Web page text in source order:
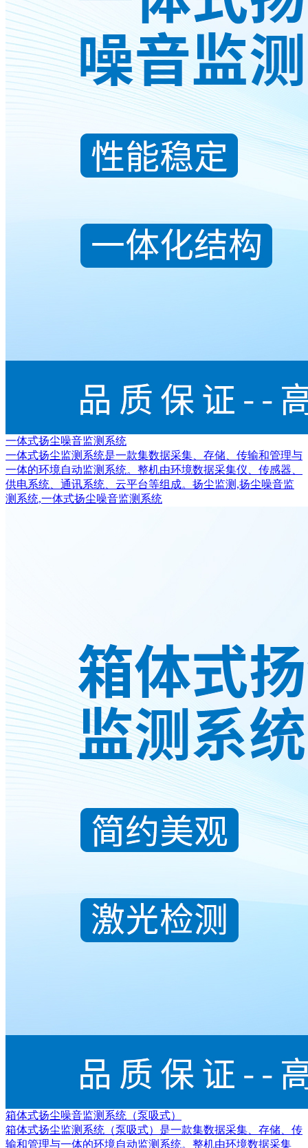
一体式扬尘噪音监测系统
一体式扬尘监测系统是一款集数据采集、存储、传输和管理与
一体的环境自动监测系统。整机由环境数据采集仪、传感器、
供电系统、通讯系统、云平台等组成。扬尘监测,扬尘噪音监
测系统,一体式扬尘噪音监测系统
箱体式扬尘噪音监测系统（泵吸式）
箱体式扬尘监测系统（泵吸式）是一款集数据采集、存储、传
输和管理与一体的环境自动监测系统。整机由环境数据采集